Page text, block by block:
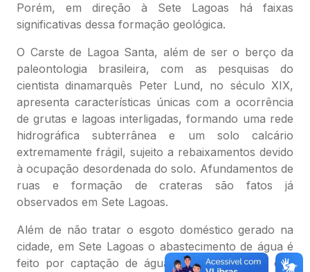
Porém, em direção à Sete Lagoas há faixas
significativas dessa formação geológica.
O Carste de Lagoa Santa, além de ser o berço da
paleontologia brasileira, com as pesquisas do
cientista dinamarquês Peter Lund, no século XIX,
apresenta características únicas com a ocorrência
de grutas e lagoas interligadas, formando uma rede
hidrográfica subterrânea e um solo calcário
extremamente frágil, sujeito a rebaixamentos devido
à ocupação desordenada do solo. Afundamentos de
ruas e formação de crateras são fatos já
observados em Sete Lagoas.
Além de não tratar o esgoto doméstico gerado na
cidade, em Sete Lagoas o abastecimento de água é
feito por captação de águas subterrâneas, o que